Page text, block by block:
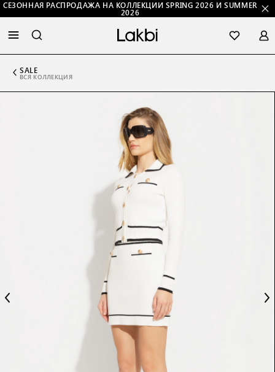
СЕЗОННАЯ РАСПРОДАЖА НА КОЛЛЕКЦИИ SPRING 2026 И SUMMER
2026
SALE
ВСЯ КОЛЛЕКЦИЯ